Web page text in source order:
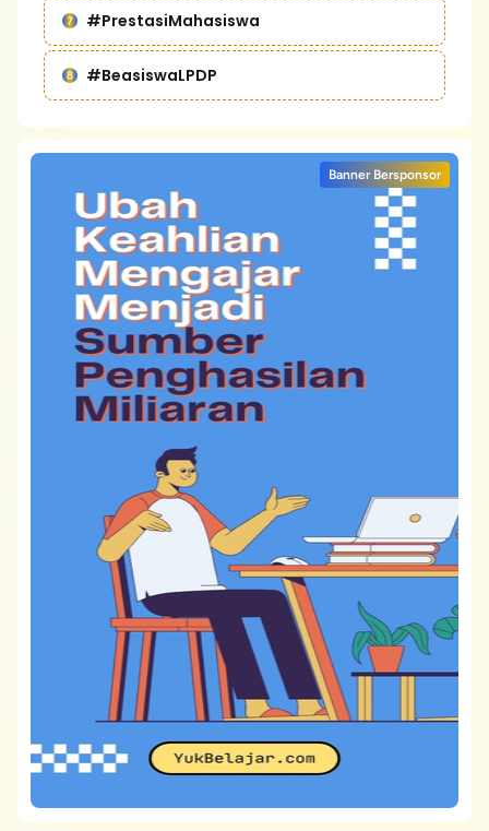
#PrestasiMahasiswa
#BeasiswaLPDP
Banner Bersponsor